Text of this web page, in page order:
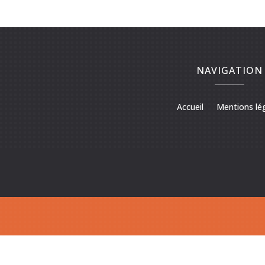
NAVIGATION
Accueil Mentions
Rénovation de puit à Tours
Renforcement cave et falaise dans le